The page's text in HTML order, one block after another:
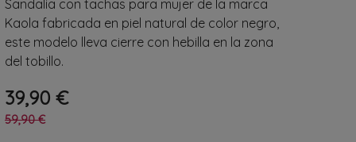
Sandalia con tachas para mujer de la marca
Kaola fabricada en piel natural de color negro,
este modelo lleva cierre con hebilla en la zona
del tobillo.
39,90 €
59,90 €